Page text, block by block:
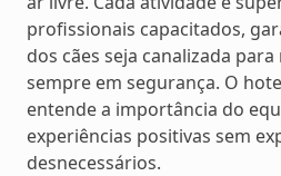
profissionais capacitados,
dos cães seja canalizada
sempre em segurança. O
entende a importância do
experiências positivas sem
desnecessários.